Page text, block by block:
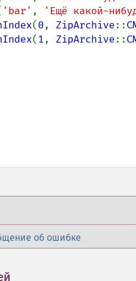
'bar' , 'Ещё какой-
(0, ZipArchive::
(1, ZipArchive::
об ошибке